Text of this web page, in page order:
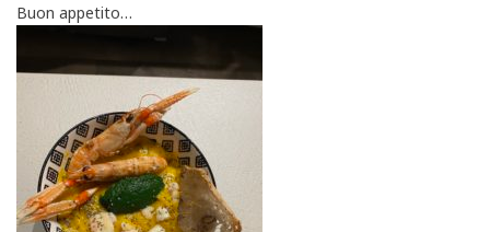
Buon appetito…